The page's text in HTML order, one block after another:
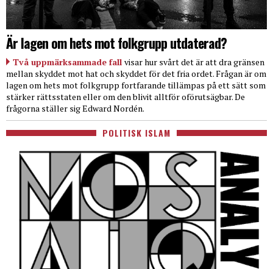
Är lagen om hets mot folkgrupp utdaterad?
Två uppmärksammade fall visar hur svårt det är att dra gränsen
mellan skyddet mot hat och skyddet för det fria ordet. Frågan är om
lagen om hets mot folkgrupp fortfarande tillämpas på ett sätt som
stärker rättsstaten eller om den blivit alltför oförutsägbar. De
frågorna ställer sig Edward Nordén.
POLITISK ISLAM